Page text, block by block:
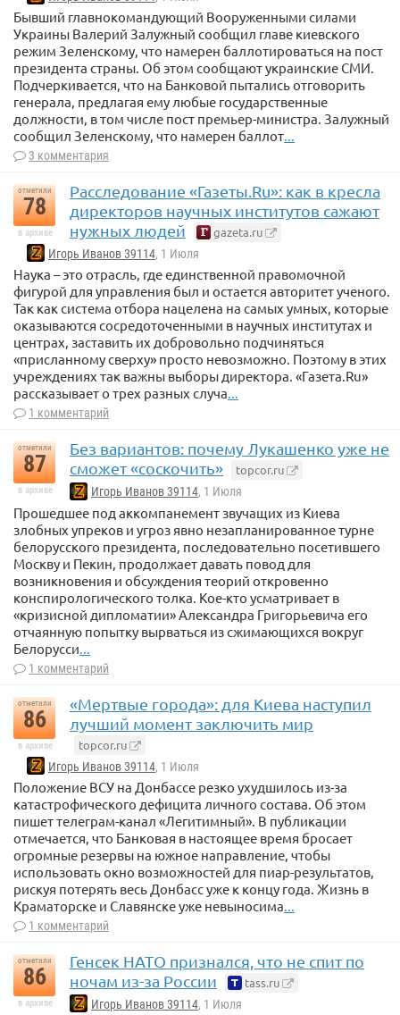
Бывший главнокомандующий Вооруженными силами
Украины Валерий Залужный сообщил главе киевского
режим Зеленскому, что намерен баллотироваться на пост
президента страны. Об этом сообщают украинские СМИ.
Подчеркивается, что на Банковой пытались отговорить
генерала, предлагая ему любые государственные
должности, в том числе пост премьер-министра. Залужный
сообщил Зеленскому, что намерен баллот...
3 комментария
отметили
78
в архиве
Расследование «Газеты.Ru»: как в кресла
директоров научных институтов сажают
нужных людей
gazeta.ru
Игорь Иванов 39114, 1 Июля
Наука – это отрасль, где единственной правомочной
фигурой для управления был и остается авторитет ученого.
Так как система отбора нацелена на самых умных, которые
оказываются сосредоточенными в научных институтах и
центрах, заставить их добровольно подчиняться
«присланному сверху» просто невозможно. Поэтому в этих
учреждениях так важны выборы директора. «Газета.Ru»
рассказывает о трех разных случа...
1 комментарий
отметили
87
в архиве
Без вариантов: почему Лукашенко уже не
сможет «соскочить»
topcor.ru
Игорь Иванов 39114, 1 Июля
Прошедшее под аккомпанемент звучащих из Киева
злобных упреков и угроз явно незапланированное турне
белорусского президента, последовательно посетившего
Москву и Пекин, продолжает давать повод для
возникновения и обсуждения теорий откровенно
конспирологического толка. Кое-кто усматривает в
«кризисной дипломатии» Александра Григорьевича его
отчаянную попытку вырваться из сжимающихся вокруг
Белорусси
1 комментарий
отметили
86
в архиве
«Мертвые города»: для Киева наступил
лучший момент заключить мир
topcor.ru
Игорь Иванов 39114, 1 Июля
Положение ВСУ на Донбассе резко ухудшилось из-за
катастрофического дефицита личного состава. Об этом
пишет телеграм-канал «Легитимный». В публикации
отмечается, что Банковая в настоящее время бросает
огромные резервы на южное направление, чтобы
использовать окно возможностей для пиар-результатов,
рискуя потерять весь Донбасс уже к концу года. Жизнь в
Краматорске и Славянске уже невыносима...
1 комментарий
отметили
86
в архиве
Генсек НАТО признался, что не спит по
ночам из-за России
tass.ru
Игорь Иванов 39114, 1 Июля